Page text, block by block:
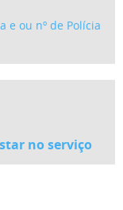
e ou nº de Polícia
no serviço